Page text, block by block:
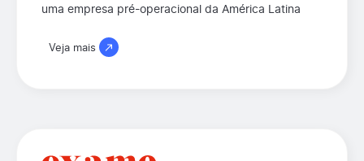
uma empresa pré-operacional da América Latina
Veja mais